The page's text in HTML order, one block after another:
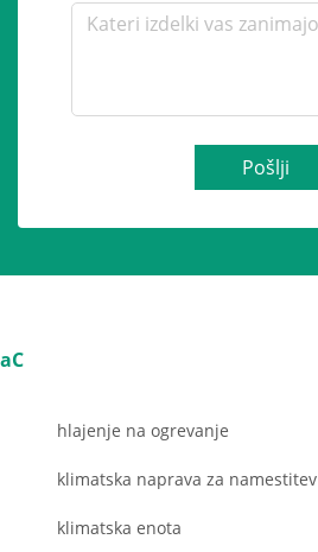
Pošlji
aC
hlajenje na ogrevanje
klimatska naprava za
klimatska enota